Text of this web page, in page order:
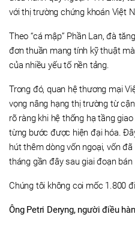
với thị trường chứng khoán Việt
Theo “cá mập” Phần Lan, đà
đơn thuần mang tính kỹ thuật
của nhiều yếu tố nền tảng.
Trong đó, quan hệ thương mại
vọng nâng hạng thị trường từ
rõ ràng khi hệ thống hạ tầng
từng bước được hiện đại hóa.
hút thêm dòng vốn ngoại, vốn
tháng gần đây sau giai đoạn bán
Chúng tôi không coi mốc 1.800
Ông Petri Deryng, người điều